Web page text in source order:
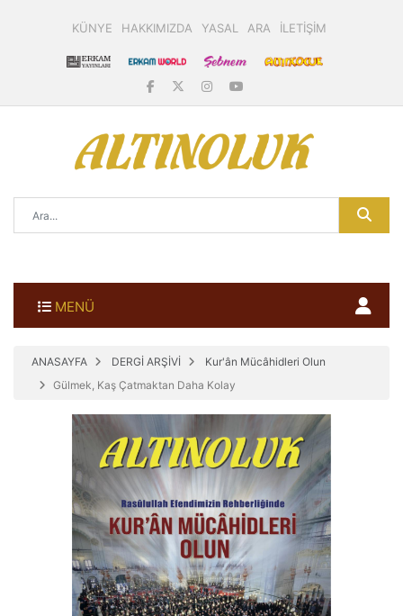
KÜNYE HAKKIMIZDA YASAL ARA İLETİŞİM
MENÜ
ANASAYFA DERGİ ARŞİVİ
Kur'ân Mücâhidleri Olun
Gülmek, Kaş Çatmaktan Daha Kolay